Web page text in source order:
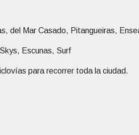
del Mar Casado, Pitangueiras,
Escunas, Surf
para recorrer toda la ciudad.